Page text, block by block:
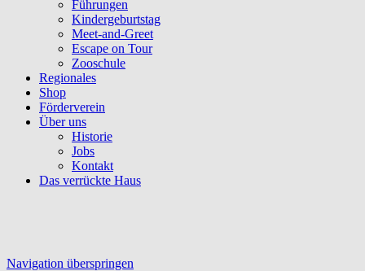
Führungen
Kindergeburtstag
Meet-and-Greet
Escape on Tour
Zooschule
Regionales
Shop
Förderverein
Über uns
Historie
Jobs
Kontakt
Das verrückte Haus
Navigation überspringen